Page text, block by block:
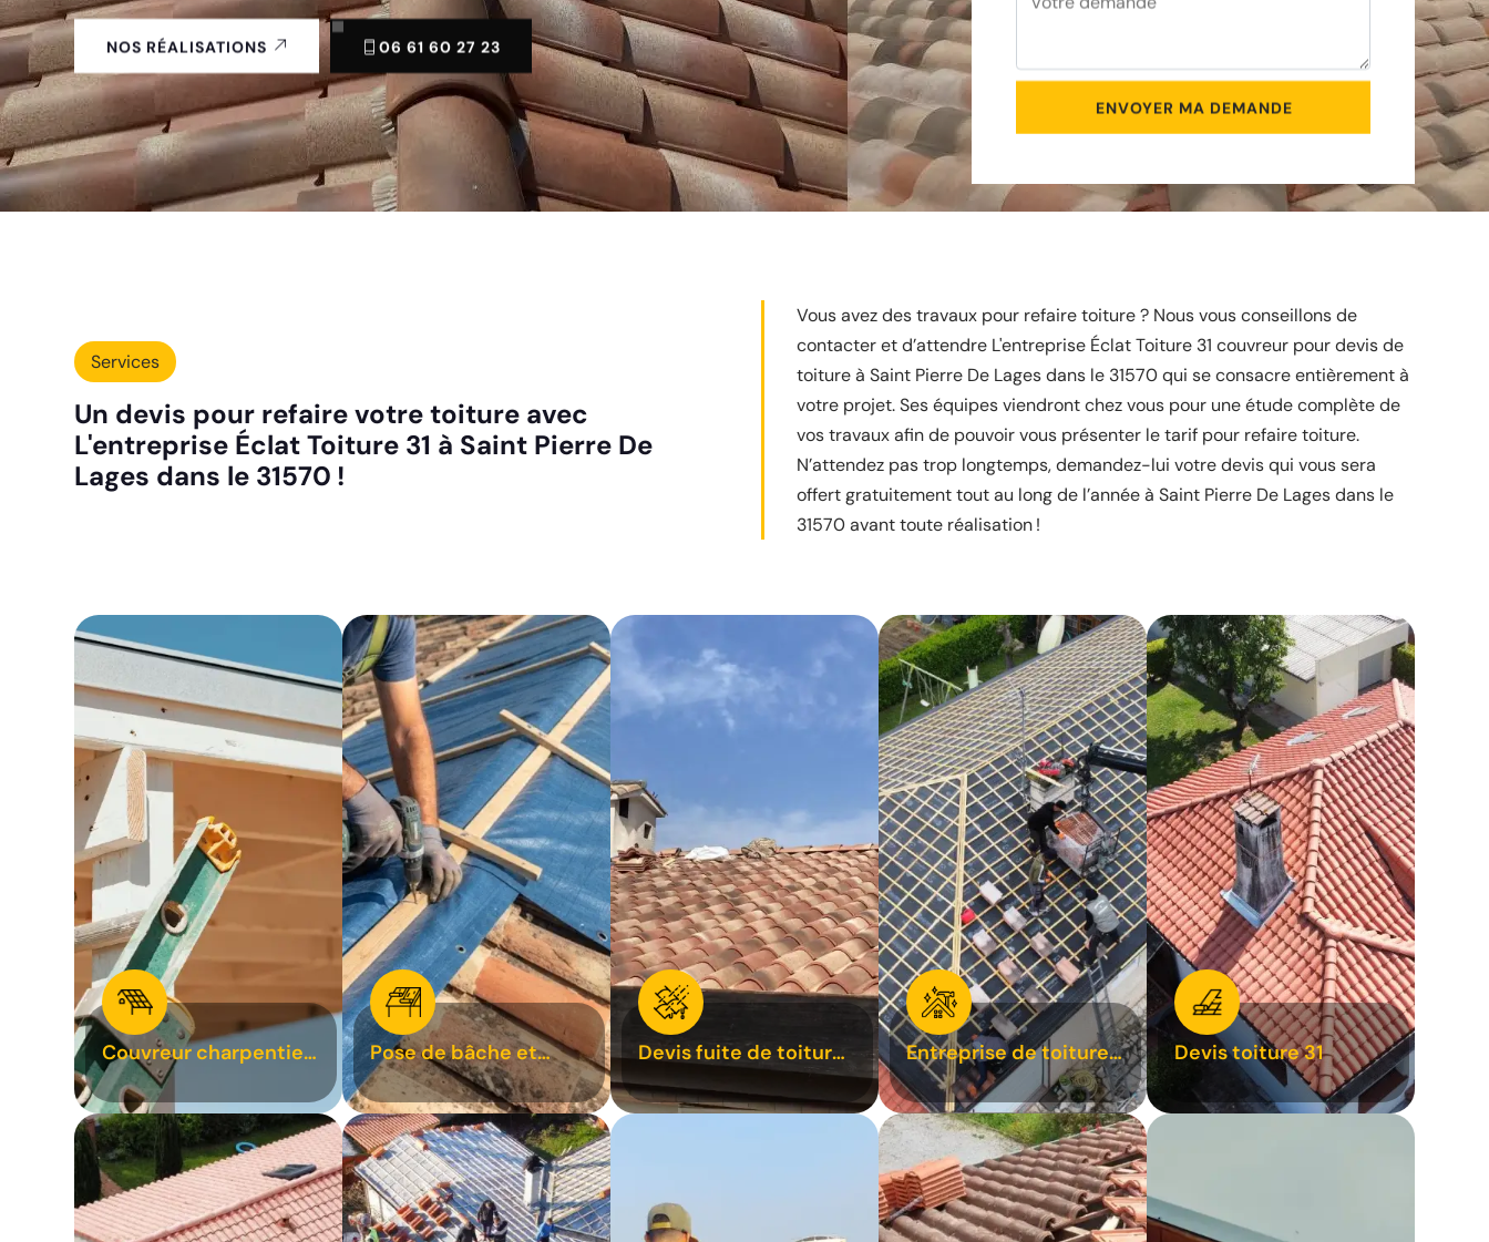
NOS RÉALISATIONS 06 61 60 27 23
Services
Un devis pour refaire votre toiture avec
L'entreprise Éclat Toiture 31 à Saint Pierre De
Lages dans le 31570 !
Vous avez des travaux pour refaire toiture ? Nous vous conseillons de
contacter et d’attendre L'entreprise Éclat Toiture 31 couvreur pour devis de
toiture à Saint Pierre De Lages dans le 31570 qui se consacre entièrement à
votre projet. Ses équipes viendront chez vous pour une étude complète de
vos travaux afin de pouvoir vous présenter le tarif pour refaire toiture.
N’attendez pas trop longtemps, demandez-lui votre devis qui vous sera
offert gratuitement tout au long de l’année à Saint Pierre De Lages dans le
31570 avant toute réalisation !
Couvreur charpentier
31
Pose de bâche et
bâchage de toiture 31
Devis fuite de toiture
31
Entreprise de toiture
31
Devis toiture 31